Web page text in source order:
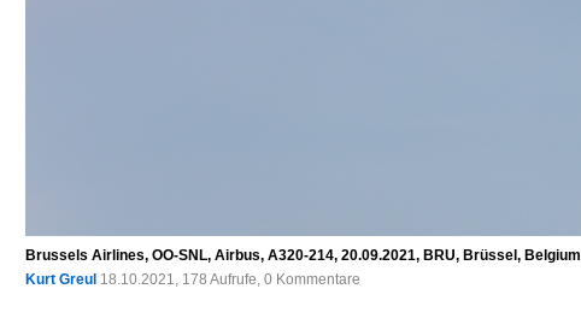
Brussels Airlines, OO-SNL, Airbus, A320-214, 20.09.2021, BRU, Brüssel, Belgium
Kurt Greul 18.10.2021, 178 Aufrufe, 0 Kommentare